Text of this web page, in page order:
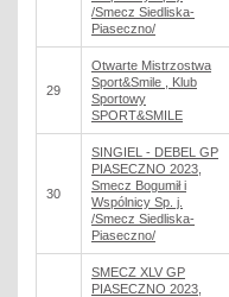
/Smecz Siedliska-
Piaseczno/
29
Otwarte Mistrzostwa
Sport&Smile , Klub
Sportowy
SPORT&SMILE
30
SINGIEL - DEBEL GP
PIASECZNO 2023,
Smecz Bogumił i
Wspólnicy Sp. j.
/Smecz Siedliska-
Piaseczno/
SMECZ XLV GP
PIASECZNO 2023,